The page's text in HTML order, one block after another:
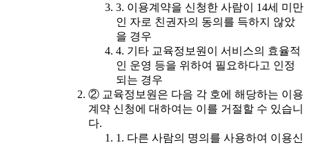
3. 이용계약을 신청한 사람이 14세 미만
인 자로 친권자의 동의를 득하지 않았
을 경우
4. 기타 교육정보원이 서비스의 효율적
인 운영 등을 위하여 필요하다고 인정
되는 경우
② 교육정보원은 다음 각 호에 해당하는 이용
계약 신청에 대하여는 이를 거절할 수 있습니
다.
1. 다른 사람의 명의를 사용하여 이용신